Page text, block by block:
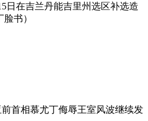
日在吉兰丹能吉里州选区补选造
书）
前首相慕尤丁侮辱王室风波继续发